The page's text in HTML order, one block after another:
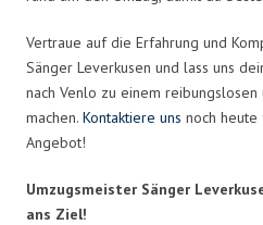
Vertraue auf die Erfahrung und
Sänger Leverkusen und lass uns
nach Venlo zu einem
machen. Kontaktiere uns noch
Angebot!
Umzugsmeister Sänger
ans Ziel!